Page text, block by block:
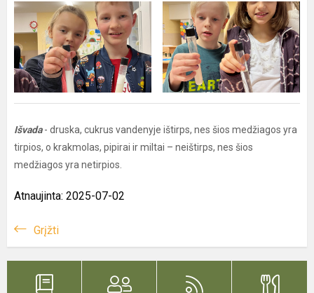
Išvada- druska, cukrus vandenyje ištirps, nes šios medžiagos yra
tirpios, o krakmolas, pipirai ir miltai – neištirps, nes šios
medžiagos yra netirpios.
Atnaujinta: 2025-07-02
Grįžti